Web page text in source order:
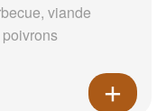
viande